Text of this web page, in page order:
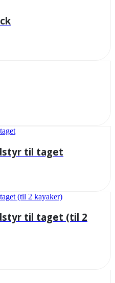
til taget
til taget (til 2